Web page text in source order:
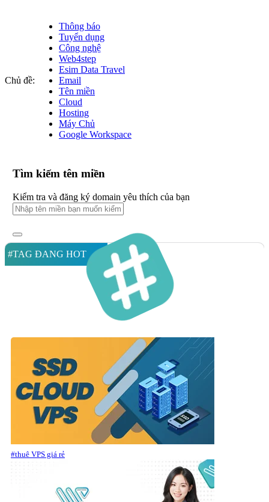
Chủ đề:
Thông báo
Tuyển dụng
Công nghệ
Web4step
Esim Data Travel
Email
Tên miền
Cloud
Hosting
Máy Chủ
Google Workspace
Tìm kiếm tên miền
Kiểm tra và đăng ký domain yêu thích của bạn
#TAG ĐANG HOT
#thuê VPS giá rẻ